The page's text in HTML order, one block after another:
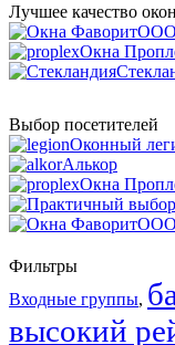
Лучшее качество окон
ООО
Окна
Выбор посетителей
Оконный
Алькор
Окна
ООО
Фильтры
Входные группы,
высокий